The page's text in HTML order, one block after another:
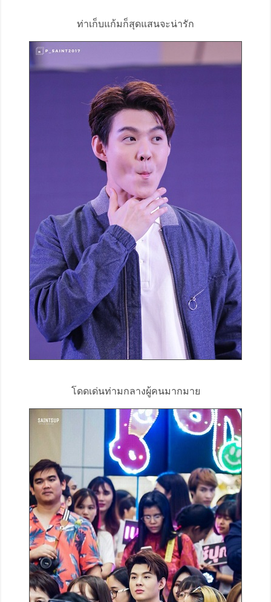
ท่าเก็บแก้มก็สุดแสนจะน่ารัก
โดดเด่นท่ามกลางผู้คนมากมาย